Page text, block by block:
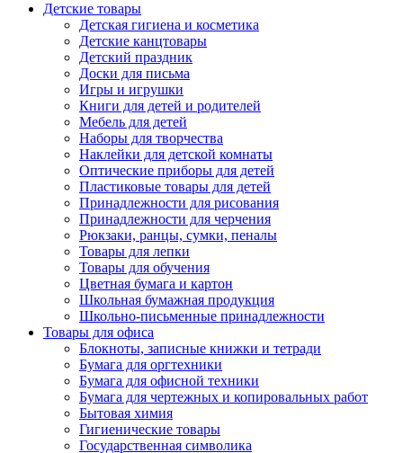
Детские товары
Детская гигиена и косметика
Детские канцтовары
Детский праздник
Доски для письма
Игры и игрушки
Книги для детей и родителей
Мебель для детей
Наборы для творчества
Наклейки для детской комнаты
Оптические приборы для детей
Пластиковые товары для детей
Принадлежности для рисования
Принадлежности для черчения
Рюкзаки, ранцы, сумки, пеналы
Товары для лепки
Товары для обучения
Цветная бумага и картон
Школьная бумажная продукция
Школьно-письменные принадлежности
Товары для офиса
Блокноты, записные книжки и тетради
Бумага для оргтехники
Бумага для офисной техники
Бумага для чертежных и копировальных работ
Бытовая химия
Гигиенические товары
Государственная символика